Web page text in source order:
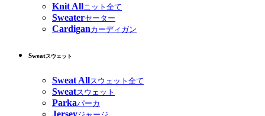
Knit Allニット全て
Sweaterセーター
Cardiganカーディガン
Sweatスウェット
Sweat Allスウェット全て
Sweatスウェット
Parkaパーカ